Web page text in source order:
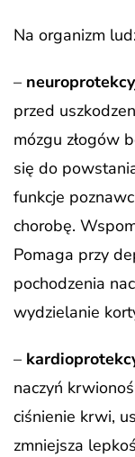
Na organizm
–
przed
mózgu złogów
się do
funkcje
chorobę.
Pomaga przy
pochodzenia
wydzielanie
–
naczyń
ciśnienie krwi,
zmniejsza